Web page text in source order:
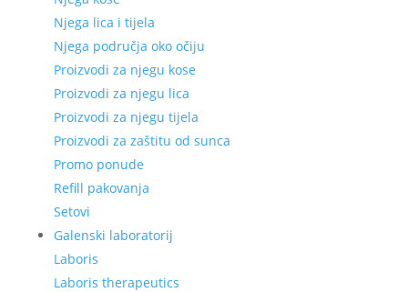
Njega lica i tijela
Njega područja oko očiju
Proizvodi za njegu kose
Proizvodi za njegu lica
Proizvodi za njegu tijela
Proizvodi za zaštitu od sunca
Promo ponude
Refill pakovanja
Setovi
Galenski laboratorij
Laboris
Laboris therapeutics